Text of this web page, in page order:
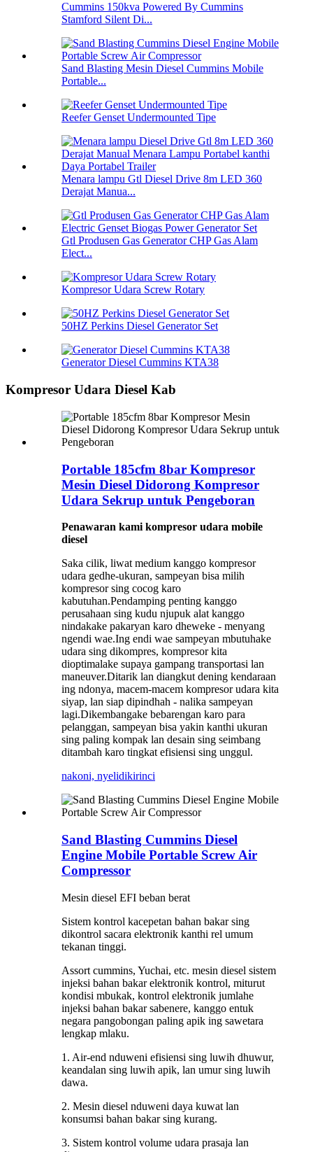
Cummins 150kva Powered By Cummins
Stamford Silent Di...
Sand Blasting Mesin Diesel Cummins Mobile
Portable...
Reefer Genset Undermounted Tipe
Menara lampu Gtl Diesel Drive 8m LED 360
Derajat Manua...
Gtl Produsen Gas Generator CHP Gas Alam
Elect...
Kompresor Udara Screw Rotary
50HZ Perkins Diesel Generator Set
Generator Diesel Cummins KTA38
Kompresor Udara Diesel Kab
Portable 185cfm 8bar Kompresor
Mesin Diesel Didorong Kompresor
Udara Sekrup untuk Pengeboran
Penawaran kami kompresor udara mobile
diesel
Saka cilik, liwat medium kanggo kompresor
udara gedhe-ukuran, sampeyan bisa milih
kompresor sing cocog karo
kabutuhan.Pendamping penting kanggo
perusahaan sing kudu njupuk alat kanggo
nindakake pakaryan karo dheweke - menyang
ngendi wae.Ing endi wae sampeyan mbutuhake
udara sing dikompres, kompresor kita
dioptimalake supaya gampang transportasi lan
maneuver.Ditarik lan diangkut dening kendaraan
ing ndonya, macem-macem kompresor udara kita
siyap, lan siap dipindhah - nalika sampeyan
lagi.Dikembangake bebarengan karo para
pelanggan, sampeyan bisa yakin kanthi ukuran
sing paling kompak lan desain sing seimbang
ditambah karo tingkat efisiensi sing unggul.
nakoni, nyelidikirinci
Sand Blasting Cummins Diesel
Engine Mobile Portable Screw Air
Compressor
Mesin diesel EFI beban berat
Sistem kontrol kacepetan bahan bakar sing
dikontrol sacara elektronik kanthi rel umum
tekanan tinggi.
Assort cummins, Yuchai, etc. mesin diesel sistem
injeksi bahan bakar elektronik kontrol, miturut
kondisi mbukak, kontrol elektronik jumlahe
injeksi bahan bakar sabenere, kanggo entuk
negara pangobongan paling apik ing sawetara
lengkap mlaku.
1. Air-end nduweni efisiensi sing luwih dhuwur,
keandalan sing luwih apik, lan umur sing luwih
dawa.
2. Mesin diesel nduweni daya kuwat lan
konsumsi bahan bakar sing kurang.
3. Sistem kontrol volume udara prasaja lan